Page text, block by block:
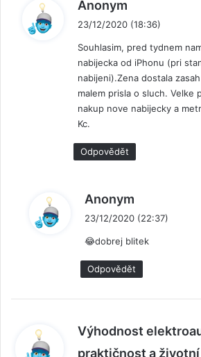
Anonym
s
a
l
:
23/12/2020 (18:36)
Souhlasim, pred tydnem
nabijecka od iPhonu (pri
nabijeni).Zena dostala
malem prisla o sluch. Velke
nakup nove nabijecky a
Kc.
Odpovědět
Anonym
s
a
l
23/12/2020 (22:37)
😂dobrej blitek
Odpovědět
Výhodnost
praktičnost a